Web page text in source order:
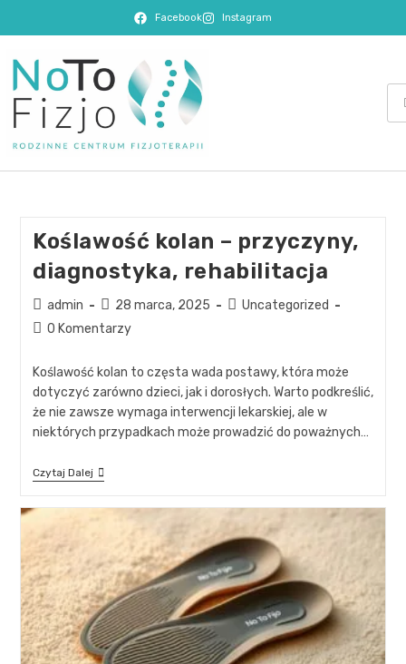
Facebook Instagram
Koślawość kolan – przyczyny,
diagnostyka, rehabilitacja
admin 28 marca, 2025
Uncategorized
0 Komentarzy
Koślawość kolan to częsta wada postawy, która może
dotyczyć zarówno dzieci, jak i dorosłych. Warto podkreślić,
że nie zawsze wymaga interwencji lekarskiej, ale w
niektórych przypadkach może prowadzić do poważnych…
Czytaj Dalej